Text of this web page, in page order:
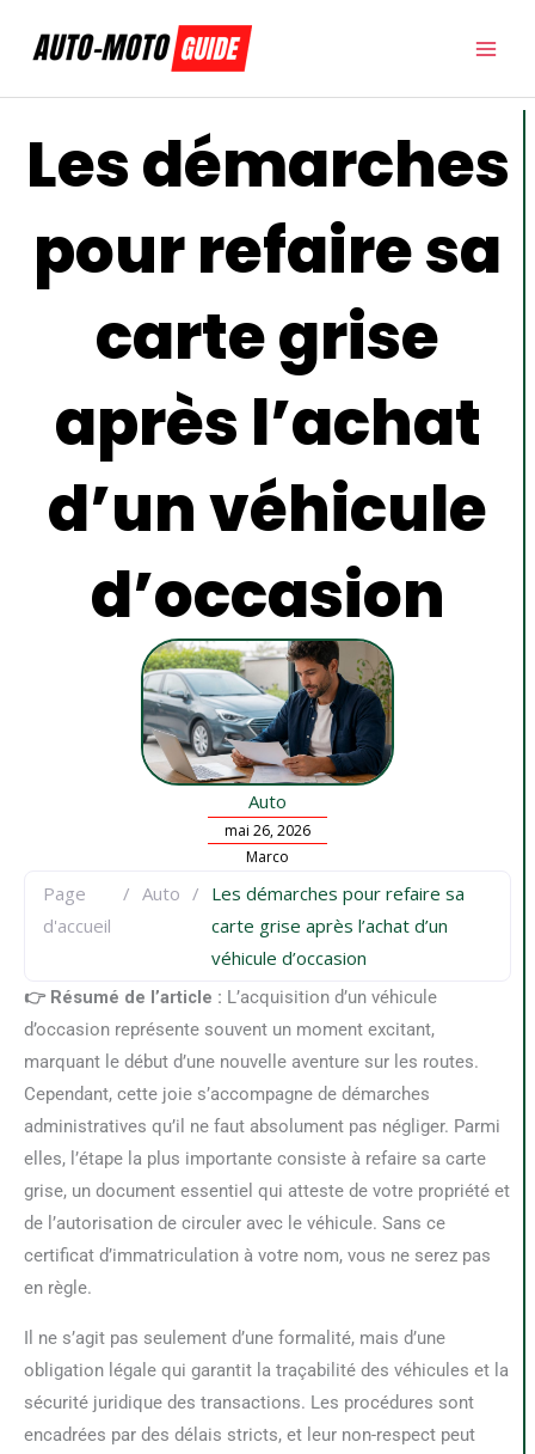
Les démarches
pour refaire sa
carte grise
après l’achat
d’un véhicule
d’occasion
Auto
mai 26, 2026
Marco
Page
d'accueil
/ Auto / Les démarches pour refaire sa
carte grise après l’achat d’un
véhicule d’occasion
👉 Résumé de l’article : L’acquisition d’un véhicule
d’occasion représente souvent un moment excitant,
marquant le début d’une nouvelle aventure sur les routes.
Cependant, cette joie s’accompagne de démarches
administratives qu’il ne faut absolument pas négliger. Parmi
elles, l’étape la plus importante consiste à refaire sa carte
grise, un document essentiel qui atteste de votre propriété et
de l’autorisation de circuler avec le véhicule. Sans ce
certificat d’immatriculation à votre nom, vous ne serez pas
en règle.
Il ne s’agit pas seulement d’une formalité, mais d’une
obligation légale qui garantit la traçabilité des véhicules et la
sécurité juridique des transactions. Les procédures sont
encadrées par des délais stricts, et leur non-respect peut